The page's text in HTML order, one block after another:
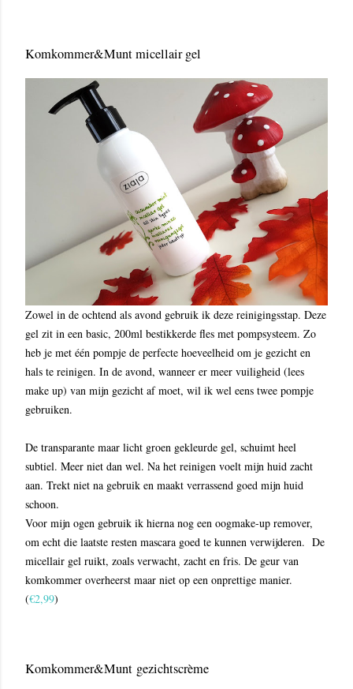
Komkommer&Munt micellair gel
Zowel in de ochtend als avond gebruik ik deze reinigingsstap. Deze
gel zit in een basic, 200ml bestikkerde fles met pompsysteem. Zo
heb je met één pompje de perfecte hoeveelheid om je gezicht en
hals te reinigen. In de avond, wanneer er meer vuiligheid (lees
make up) van mijn gezicht af moet, wil ik wel eens twee pompje
gebruiken.
De transparante maar licht groen gekleurde gel, schuimt heel
subtiel. Meer niet dan wel. Na het reinigen voelt mijn huid zacht
aan. Trekt niet na gebruik en maakt verrassend goed mijn huid
schoon.
Voor mijn ogen gebruik ik hierna nog een oogmake-up remover,
om echt die laatste resten mascara goed te kunnen verwijderen. De
micellair gel ruikt, zoals verwacht, zacht en fris. De geur van
komkommer overheerst maar niet op een onprettige manier.
(€2,99)
Komkommer&Munt gezichtscrème